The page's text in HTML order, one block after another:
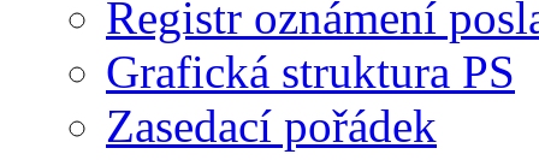
Registr oznámení
Grafická struktura PS
Zasedací pořádek